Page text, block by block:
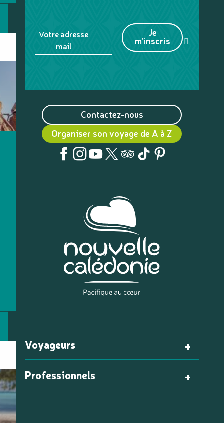
Votre adresse
mail
Je
m'inscris
Contactez-nous
Organiser son voyage de A à Z
Voyageurs
Professionnels